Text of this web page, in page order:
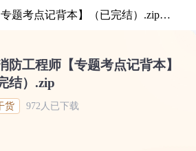
一级消防工程师【专题考点记背本】（已完结）.zip-优路教育
防工程师【专题考点记背本】
结）.zip
货 972人已下载